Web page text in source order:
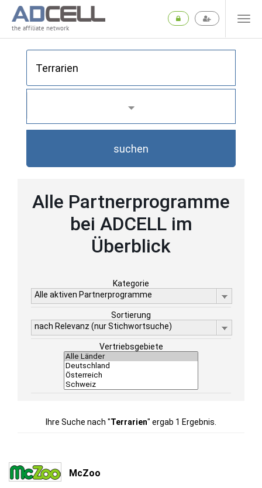
the affiliate network
suchen
Alle Partnerprogramme
bei ADCELL im
Überblick
Kategorie
Alle aktiven Partnerprogramme
Sortierung
nach Relevanz (nur Stichwortsuche)
Vertriebsgebiete
Ihre Suche nach "Terrarien" ergab 1 Ergebnis.
McZoo